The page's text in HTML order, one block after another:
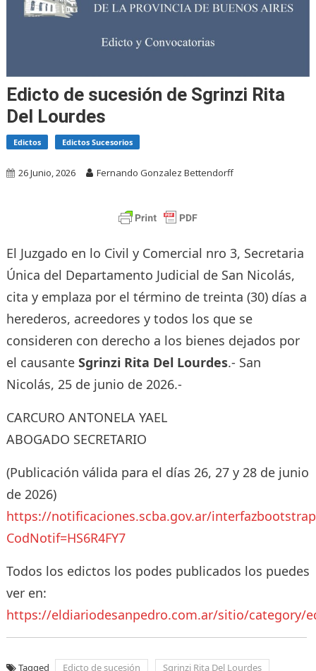
Edicto de sucesión de Sgrinzi Rita
Del Lourdes
Edictos Edictos Sucesorios
26 Junio, 2026 Fernando Gonzalez Bettendorff
El Juzgado en lo Civil y Comercial nro 3, Secretaria
Única del Departamento Judicial de San Nicolás,
cita y emplaza por el término de treinta (30) días a
herederos, acreedores y todos los que se
consideren con derecho a los bienes dejados por
el causante Sgrinzi Rita Del Lourdes.- San
Nicolás, 25 de junio de 2026.-
CARCURO ANTONELA YAEL
ABOGADO SECRETARIO
(Publicación válida para el días 26, 27 y 28 de junio
de 2026)
https://notificaciones.scba.gov.ar/
CodNotif=HS6R4FY7
Todos los edictos los podes publicados los puedes
ver en:
https://eldiariodesanpedro.com.ar/sitio/category/
Tagged Edicto de sucesión
Sgrinzi Rita Del Lourdes